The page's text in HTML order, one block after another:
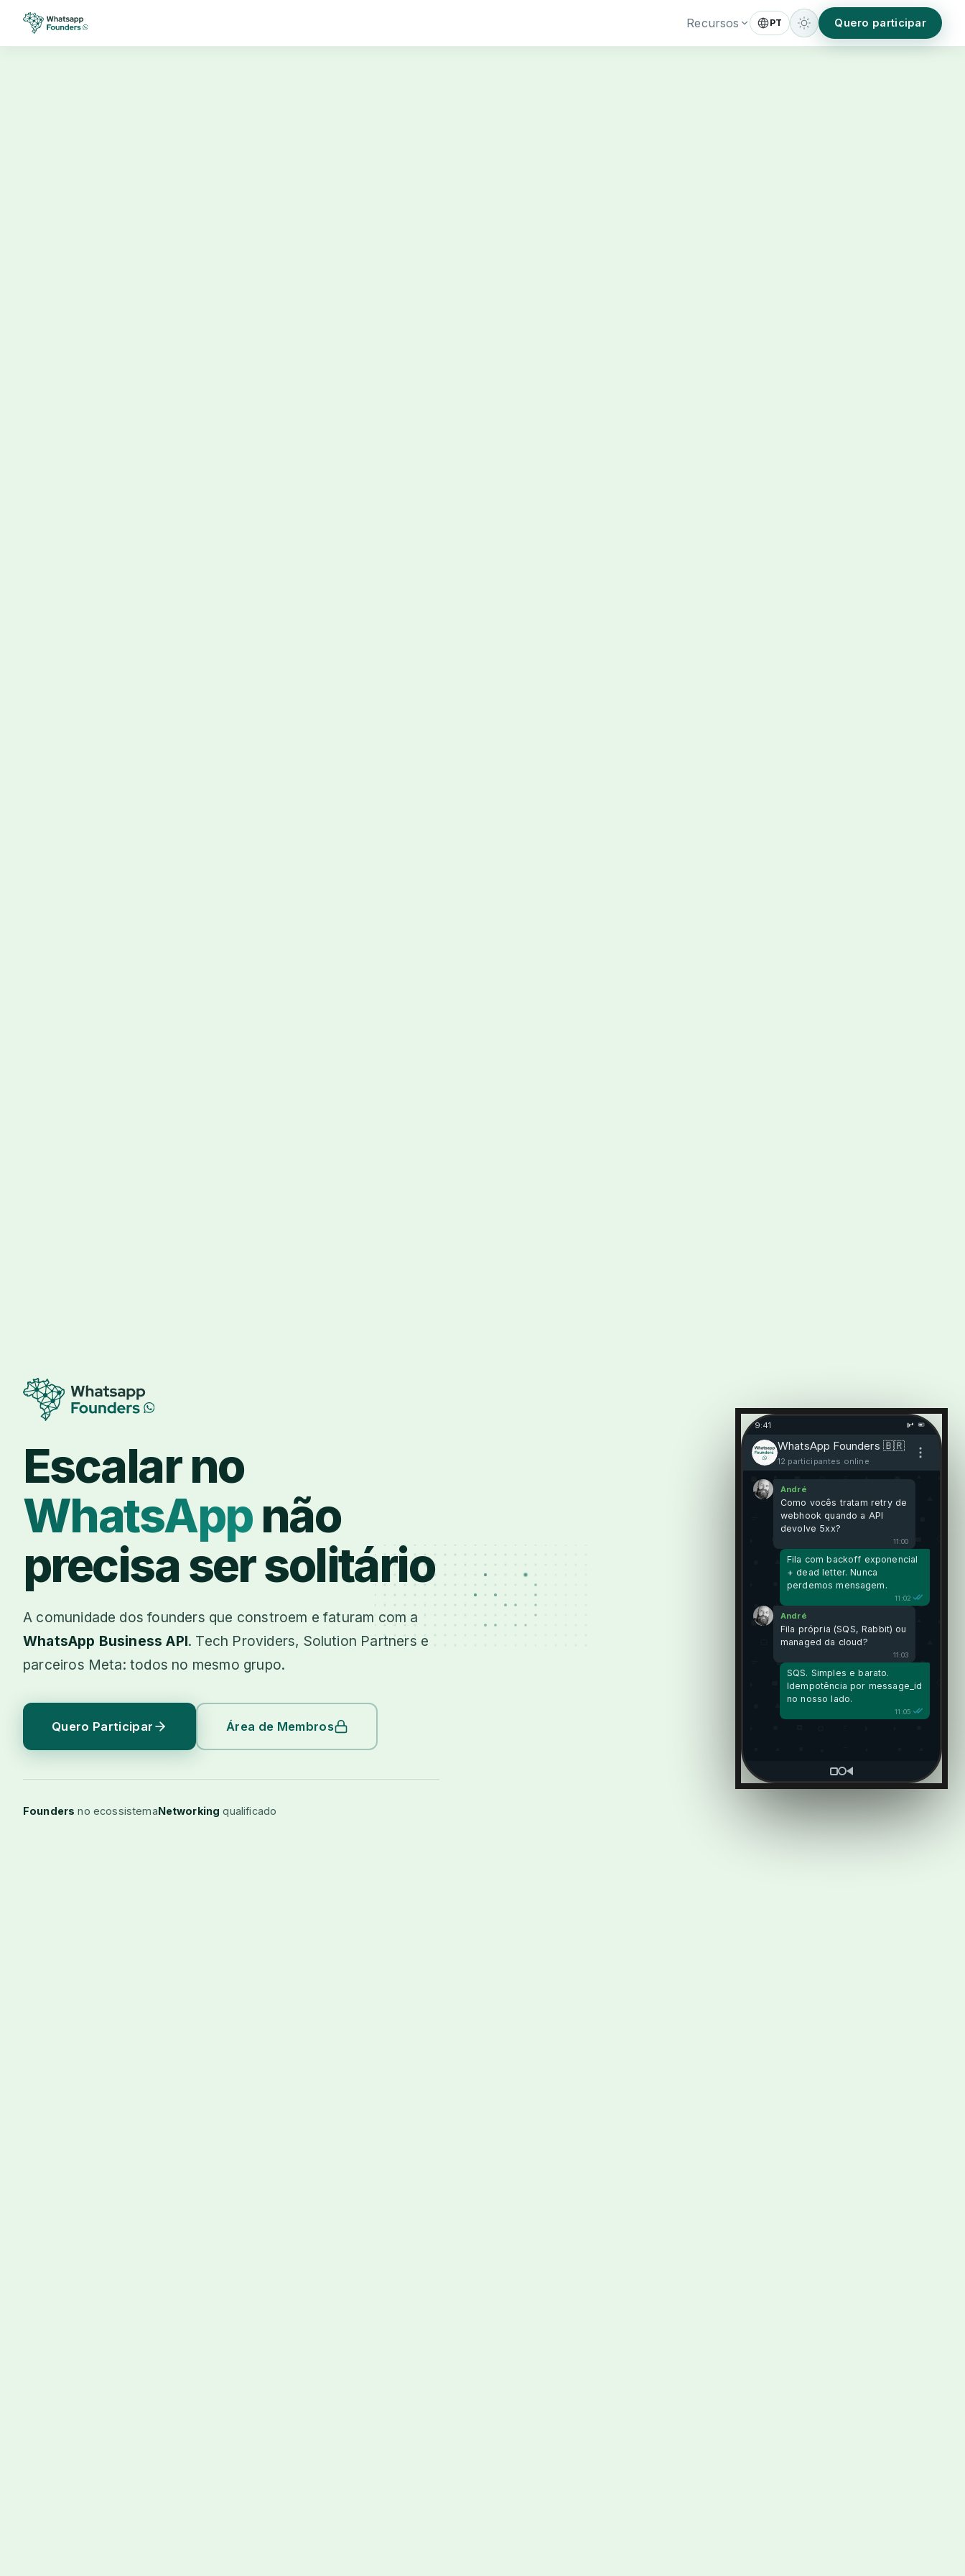
Recursos PT Quero participar
9:41
WhatsApp Founders 🇧🇷
12 participantes online
André
Como vocês tratam retry de
webhook quando a API
devolve 5xx?
11:00
Fila com backoff exponencial
+ dead letter. Nunca
perdemos mensagem.
11:02
André
Fila própria (SQS, Rabbit) ou
managed da cloud?
11:03
SQS. Simples e barato.
Idempotência por message_id
no nosso lado.
11:05
Escalar no
WhatsAppnão
precisa ser solitário
A comunidade dos founders que constroem e faturam com a
WhatsApp Business API. Tech Providers, Solution Partners e
parceiros Meta: todos no mesmo grupo.
Quero Participar Área de Membros
Founders no ecossistemaNetworking qualificado